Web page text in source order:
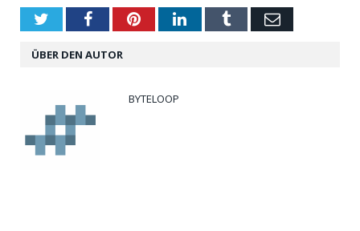
TwitterFacebookPinterestLinkedInTumblrEmail
ÜBER DEN AUTOR
BYTELOOP